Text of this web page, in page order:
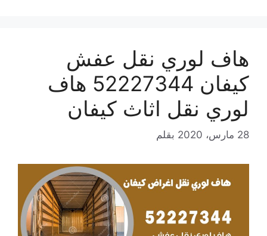
هاف لوري نقل عفش
كيفان 52227344 هاف
لوري نقل اثاث كيفان
28 مارس، 2020 بقلم